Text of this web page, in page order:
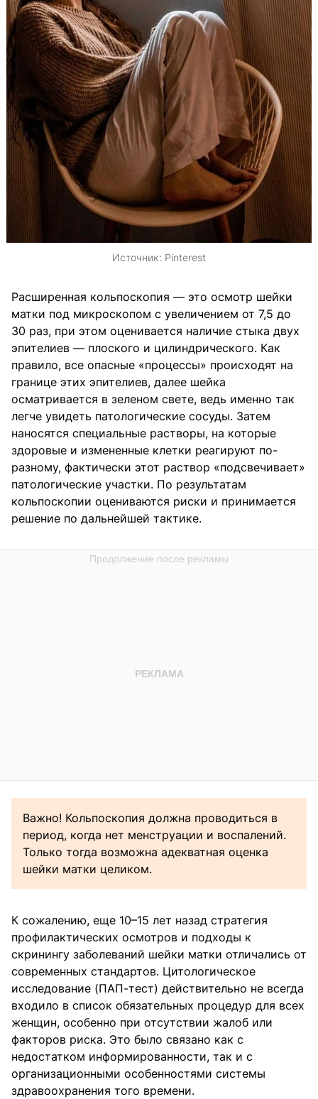
Источник: Pinterest
Расширенная кольпоскопия — это осмотр шейки
матки под микроскопом с увеличением от 7,5 до
30 раз, при этом оценивается наличие стыка двух
эпителиев — плоского и цилиндрического. Как
правило, все опасные «процессы» происходят на
границе этих эпителиев, далее шейка
осматривается в зеленом свете, ведь именно так
легче увидеть патологические сосуды. Затем
наносятся специальные растворы, на которые
здоровые и измененные клетки реагируют по-
разному, фактически этот раствор «подсвечивает»
патологические участки. По результатам
кольпоскопии оцениваются риски и принимается
решение по дальнейшей тактике.
Важно! Кольпоскопия должна проводиться в
период, когда нет менструации и воспалений.
Только тогда возможна адекватная оценка
шейки матки целиком.
К сожалению, еще 10–15 лет назад стратегия
профилактических осмотров и подходы к
скринингу заболеваний шейки матки отличались от
современных стандартов. Цитологическое
исследование (ПАП-тест) действительно не всегда
входило в список обязательных процедур для всех
женщин, особенно при отсутствии жалоб или
факторов риска. Это было связано как с
недостатком информированности, так и с
организационными особенностями системы
здравоохранения того времени.